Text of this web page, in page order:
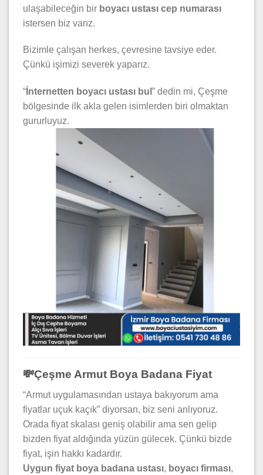
ulaşabileceğin bir boyacı ustası cep numarası
istersen biz varız.
Bizimle çalışan herkes, çevresine tavsiye eder.
Çünkü işimizi severek yaparız.
“ İnternetten boyacı ustası bul ” dedin mi, Çeşme
bölgesinde ilk akla gelen isimlerden biri olmaktan
gururluyuz.
💸Çeşme Armut Boya Badana Fiyat
“Armut uygulamasından ustaya bakıyorum ama
fiyatlar uçuk kaçık” diyorsan, biz seni anlıyoruz.
Orada fiyat skalası geniş olabilir ama sen gelip
bizden fiyat aldığında yüzün gülecek. Çünkü bizde
fiyat, işin hakkı kadardır.
Uygun fiyat boya badana ustası, boyacı firması,